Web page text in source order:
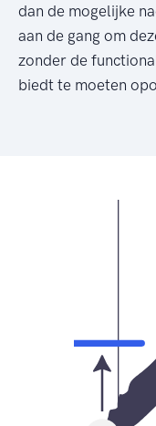
dan de mogelijke
aan de gang om
zonder de
biedt te moeten